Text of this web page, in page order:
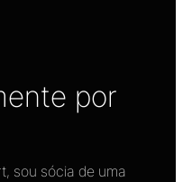
por
sou sócia de uma